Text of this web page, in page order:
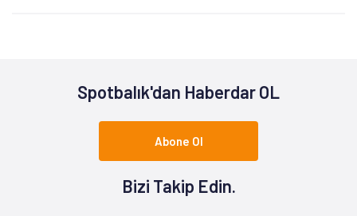
Spotbalık'dan Haberdar OL
Abone Ol
Bizi Takip Edin.